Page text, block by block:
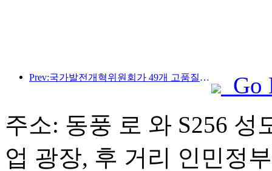
Prev:국가발전개혁위원회가 49개 고품질 야외 스포츠 명소를 첫 번째로 공개했습니다.
Go
주소: 동풍 로 와 S256 성
업 광장, 후 거리 인민정부